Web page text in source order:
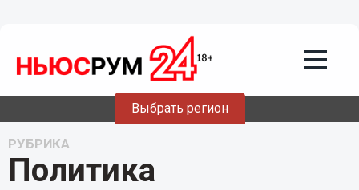
Выбрать регион
РУБРИКА
Политика